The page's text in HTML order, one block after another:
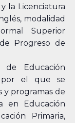
la Licenciatura
modalidad
Superior
Progreso de
de Educación
por el que se
y programas de
en Educación
Primaria,